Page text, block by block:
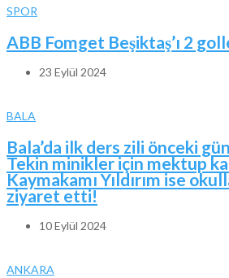
SPOR
ABB Fomget Beşiktaş’ı 2
23 Eylül 2024
BALA
Bala’da ilk ders zili önceki
Tekin minikler için mektup
Kaymakamı Yıldırım ise
ziyaret etti!
10 Eylül 2024
ANKARA